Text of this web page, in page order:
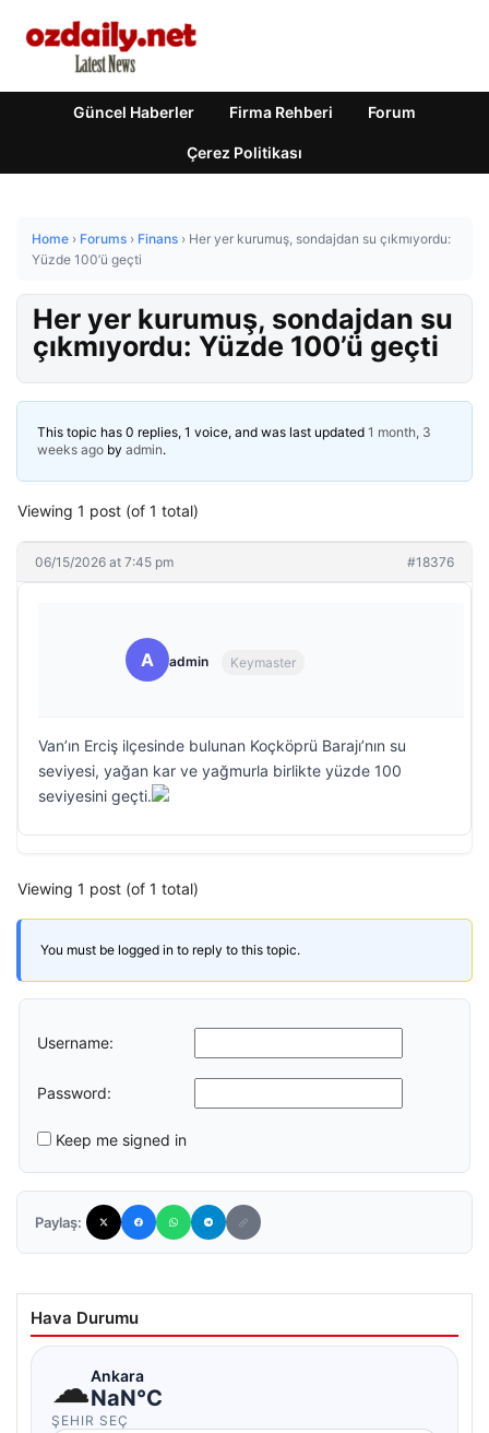
Güncel Haberler Firma Rehberi Forum
Çerez Politikası
Home › Forums › Finans › Her yer kurumuş, sondajdan su çıkmıyordu:
Yüzde 100’ü geçti
Her yer kurumuş, sondajdan su
çıkmıyordu: Yüzde 100’ü geçti
This topic has 0 replies, 1 voice, and was last updated 1 month, 3
weeks ago by admin.
Viewing 1 post (of 1 total)
06/15/2026 at 7:45 pm #18376
A admin Keymaster
Van’ın Erciş ilçesinde bulunan Koçköprü Barajı’nın su
seviyesi, yağan kar ve yağmurla birlikte yüzde 100
seviyesini geçti.
Viewing 1 post (of 1 total)
You must be logged in to reply to this topic.
Username:
Password:
Keep me signed in
Paylaş:
Hava Durumu
☁Ankara
NaN°C
ŞEHIR SEÇ